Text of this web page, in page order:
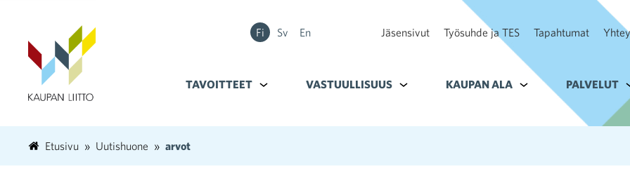
Fi Sv En Jäsensivut Työsuhde ja TES Tapahtumat
TAVOITTEET Alavalikko kohteelle Tavoitteet
VASTUULLISUUS Alavalikko kohteelle Vastuullisuus
KAUPAN ALA Alavalikko kohteelle
PALVELUT
Etusivu Uutishuone arvot